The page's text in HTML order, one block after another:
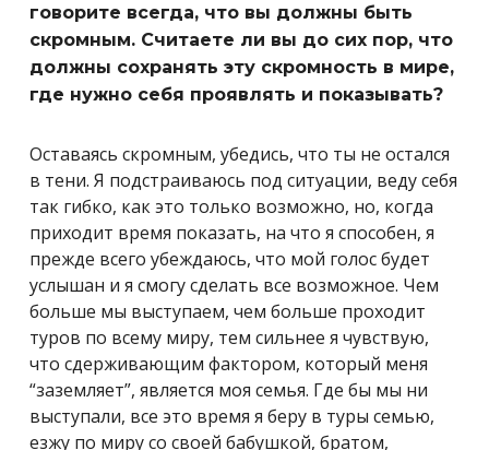
говорите всегда, что вы должны быть
скромным. Считаете ли вы до сих пор, что
должны сохранять эту скромность в мире,
где нужно себя проявлять и показывать?
Оставаясь скромным, убедись, что ты не остался
в тени. Я подстраиваюсь под ситуации, веду себя
так гибко, как это только возможно, но, когда
приходит время показать, на что я способен, я
прежде всего убеждаюсь, что мой голос будет
услышан и я смогу сделать все возможное. Чем
больше мы выступаем, чем больше проходит
туров по всему миру, тем сильнее я чувствую,
что сдерживающим фактором, который меня
“заземляет”, является моя семья. Где бы мы ни
выступали, все это время я беру в туры семью,
езжу по миру со своей бабушкой, братом,